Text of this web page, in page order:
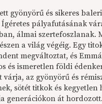
gyönyörű és sikeres
pályafutásának
álmai szertefoszlanak.
a világ végéig. Egy
megváltoztat, és
és ismeretlen földi
az gyönyörű és
sötét titkok és kegyetlen
generációkon át